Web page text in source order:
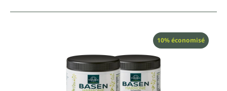
Réduction
10% économisé